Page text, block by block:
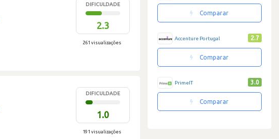
DIFICULDADE
2.3
261 visualizações
DIFICULDADE
1.0
191 visualizações
Comparar
Accenture Portugal 2.7
Comparar
PrimeIT 3.0
Comparar